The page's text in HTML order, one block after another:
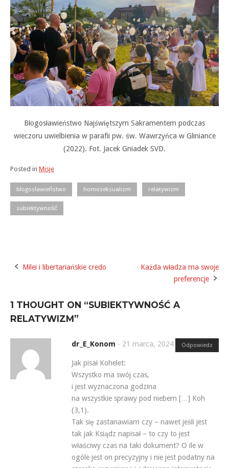
Błogosławieństwo Najświętszym Sakramentem podczas
wieczoru uwielbienia w parafii pw. św. Wawrzyńca w Gliniance
(2022). Fot. Jacek Gniadek SVD.
Posted in Misje
błogosławieństwo homoseksualizm relatywizm
subiektywność
Post
Milei i libertariańskie credo
Każda władza ma swoje
preferencje
1 THOUGHT ON “SUBIEKTYWNOŚĆ A
RELATYWIZM”
Odpowiedz
dr_E_Konom - 21 marca, 2024
Jak pisał Kohelet:
Wszystko ma swój czas,
i jest wyznaczona godzina
na wszystkie sprawy pod niebem […] Koh
(3,1).
Tak się zastanawiam czy – nawet jeśli jest
tak jak Ksiądz napisał – to czy to jest
właściwy czas na taki dokument? O ile w
ogóle jest on precyzyjny i nie jest podatny na